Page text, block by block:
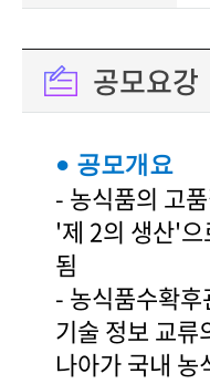
공모요강
● 공모개요
- 농식품의 고
'제 2의 생산'
됨
- 농식품수확
기술 정보 교류
나아가 국내